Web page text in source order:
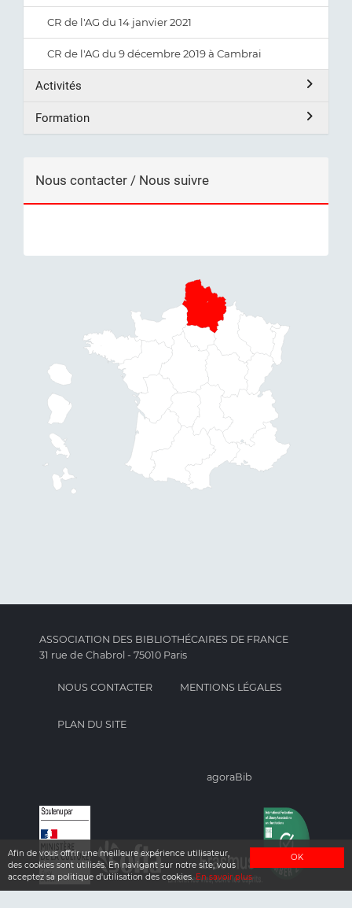
OK
Afin de vous offrir une meilleure expérience utilisateur,
des cookies sont utilisés. En navigant sur notre site, vous
acceptez sa politique d'utilisation des cookies. En savoir plus
CR de l'AG du 14 janvier 2021
CR de l'AG du 9 décembre 2019 à Cambrai
Activités
Formation
Nous contacter / Nous suivre
ASSOCIATION DES BIBLIOTHÉCAIRES DE FRANCE
31 rue de Chabrol - 75010 Paris
NOUS CONTACTER MENTIONS LÉGALES
PLAN DU SITE
agoraBib